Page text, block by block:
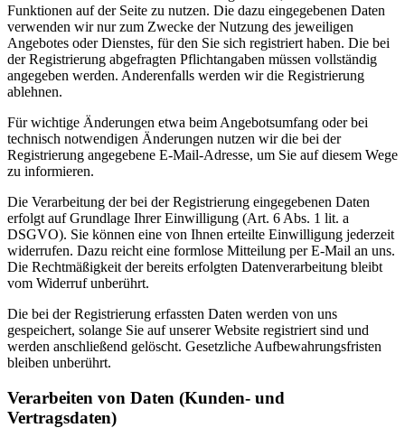
Funktionen auf der Seite zu nutzen. Die dazu eingegebenen Daten
verwenden wir nur zum Zwecke der Nutzung des jeweiligen
Angebotes oder Dienstes, für den Sie sich registriert haben. Die bei
der Registrierung abgefragten Pflichtangaben müssen vollständig
angegeben werden. Anderenfalls werden wir die Registrierung
ablehnen.
Für wichtige Änderungen etwa beim Angebotsumfang oder bei
technisch notwendigen Änderungen nutzen wir die bei der
Registrierung angegebene E-Mail-Adresse, um Sie auf diesem Wege
zu informieren.
Die Verarbeitung der bei der Registrierung eingegebenen Daten
erfolgt auf Grundlage Ihrer Einwilligung (Art. 6 Abs. 1 lit. a
DSGVO). Sie können eine von Ihnen erteilte Einwilligung jederzeit
widerrufen. Dazu reicht eine formlose Mitteilung per E-Mail an uns.
Die Rechtmäßigkeit der bereits erfolgten Datenverarbeitung bleibt
vom Widerruf unberührt.
Die bei der Registrierung erfassten Daten werden von uns
gespeichert, solange Sie auf unserer Website registriert sind und
werden anschließend gelöscht. Gesetzliche Aufbewahrungsfristen
bleiben unberührt.
Verarbeiten von Daten (Kunden- und
Vertragsdaten)